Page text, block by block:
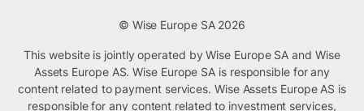
© Wise Europe SA 2026
This website is jointly operated by Wise Europe SA and Wise
Assets Europe AS. Wise Europe SA is responsible for any
content related to payment services. Wise Assets Europe AS is
responsible for any content related to investment services,